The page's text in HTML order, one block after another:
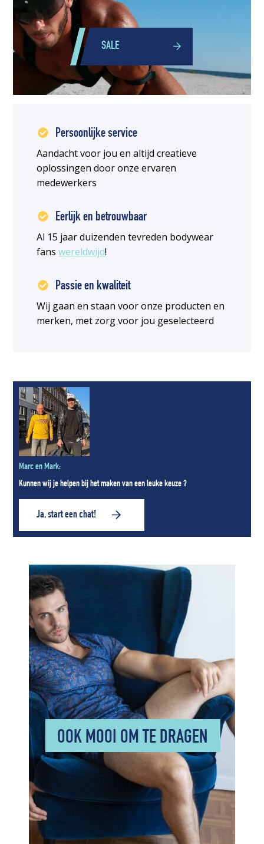
SALE
Persoonlijke service
Aandacht voor jou en altijd creatieve
oplossingen door onze ervaren
medewerkers
Eerlijk en betrouwbaar
Al 15 jaar duizenden tevreden bodywear
fanswereldwijd!
Passie en kwaliteit
Wij gaan en staan voor onze producten en
merken, met zorg voor jou geselecteerd
Marc en Mark:
Kunnen wij je helpen bij het maken van een leuke keuze ?
Ja, start een chat!
OOK MOOI OM TE DRAGEN